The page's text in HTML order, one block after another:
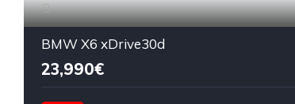
BMW X6 xDrive30d
23,990€